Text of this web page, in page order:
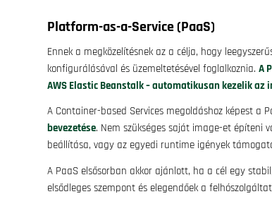
Platform-as-a-Service (PaaS)
Ennek a megközelítésnek az a célja, hogy
konfigurálásával és üzemeltetésével foglalkoznia. A
AWS Elastic Beanstalk – automatikusan kezelik
A Container-based Services megoldáshoz képest a
bevezetése. Nem szükséges saját image-et építeni
beállítása, vagy az egyedi runtime igények
A PaaS elsősorban akkor ajánlott, ha a cél egy
elsődleges szempont és elegendőek a